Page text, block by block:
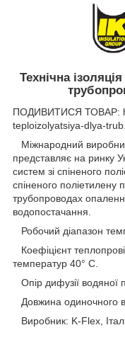
Технічна
ПОДИВИТИСЯ ТОВАР:
teploizolyatsiya-dlya-
Міжнародний
представляє на ринку
систем зі спіненого
спіненого
трубопроводах
водопостачання.
Робочий діапазон
Коефіцієнт
температур 40° С.
Опір дифузії водяної
Довжина одиночного
Виробник: K-Flex,